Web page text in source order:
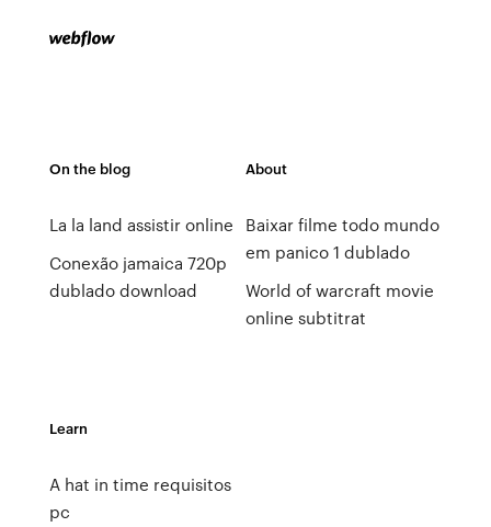
On the blog
La la land assistir online
Conexão jamaica 720p
dublado download
About
Baixar filme todo mundo
em panico 1 dublado
World of warcraft movie
online subtitrat
Learn
A hat in time requisitos
pc